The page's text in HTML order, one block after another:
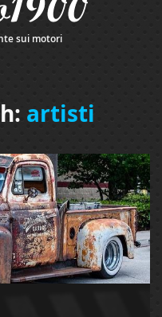
sui motori
artisti